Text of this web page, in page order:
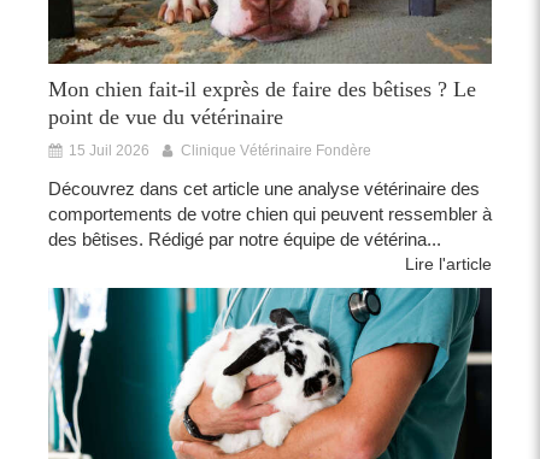
Mon chien fait-il exprès de faire des bêtises ? Le
point de vue du vétérinaire
15 Juil 2026 Clinique Vétérinaire Fondère
Découvrez dans cet article une analyse vétérinaire des
comportements de votre chien qui peuvent ressembler à
des bêtises. Rédigé par notre équipe de vétérina...
Lire l'article